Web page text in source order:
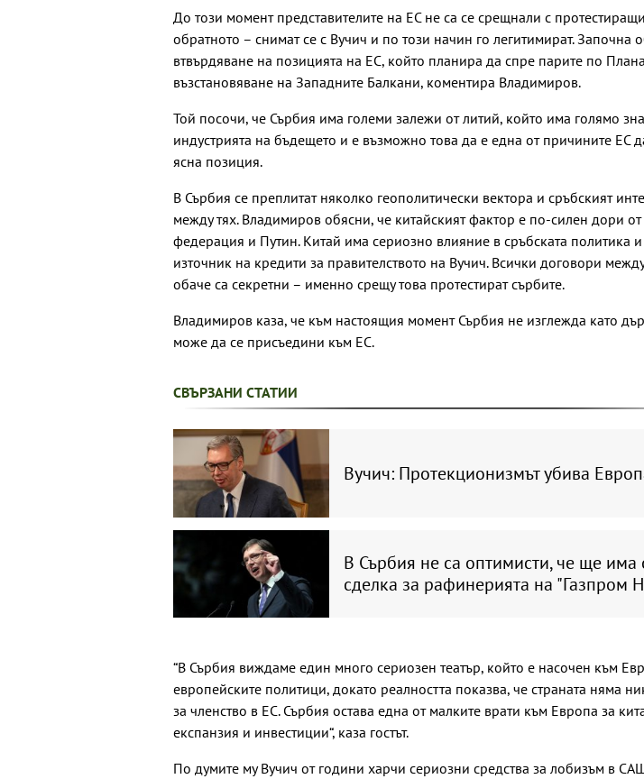
До този момент представителите на ЕС не са се срещнали с
обратното – снимат се с Вучич и по този начин го легитимират. Започна
втвърдяване на позицията на ЕС, който планира да спре парите по
възстановяване на Западните Балкани, коментира Владимиров.
Той посочи, че Сърбия има големи залежи от литий, който има голямо
индустрията на бъдещето и е възможно това да е една от причините ЕС
ясна позиция.
В Сърбия се преплитат няколко геополитически вектора и сръбският
между тях. Владимиров обясни, че китайският фактор е по-силен дори от
федерация и Путин. Китай има сериозно влияние в сръбската политика
източник на кредити за правителството на Вучич. Всички договори
обаче са секретни – именно срещу това протестират сърбите.
Владимиров каза, че към настоящия момент Сърбия не изглежда като
може да се присъедини към ЕС.
СВЪРЗАНИ СТАТИИ
Вучич: Протекционизмът убива
В Сърбия не са оптимисти, че ще
сделка за рафинерията на "Газпром
“В Сърбия виждаме един много сериозен театър, който е насочен към
европейските политици, докато реалността показва, че страната няма
за членство в ЕС. Сърбия остава една от малките врати към Европа за
експанзия и инвестиции“, каза гостът.
По думите му Вучич от години харчи сериозни средства за лобизъм в